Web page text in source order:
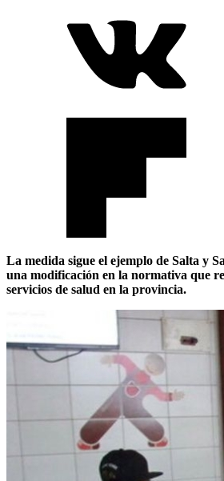
La medida sigue el ejemplo de Salta y
una modificación en la normativa que
servicios de salud en la provincia.